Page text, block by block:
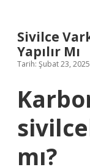
Sivilce
Yapılır Mı
Tarih: Şubat 23, 2025
mı?